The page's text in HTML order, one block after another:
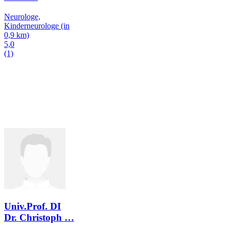
Neurologe,
Kinderneurologe (in
0,9 km)
5,0
(1)
Univ.Prof. DI
Dr. Christoph …